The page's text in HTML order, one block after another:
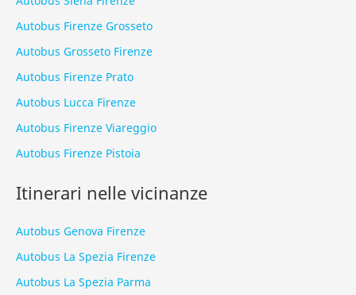
Autobus Firenze Grosseto
Autobus Grosseto Firenze
Autobus Firenze Prato
Autobus Lucca Firenze
Autobus Firenze Viareggio
Autobus Firenze Pistoia
Itinerari nelle vicinanze
Autobus Genova Firenze
Autobus La Spezia Firenze
Autobus La Spezia Parma